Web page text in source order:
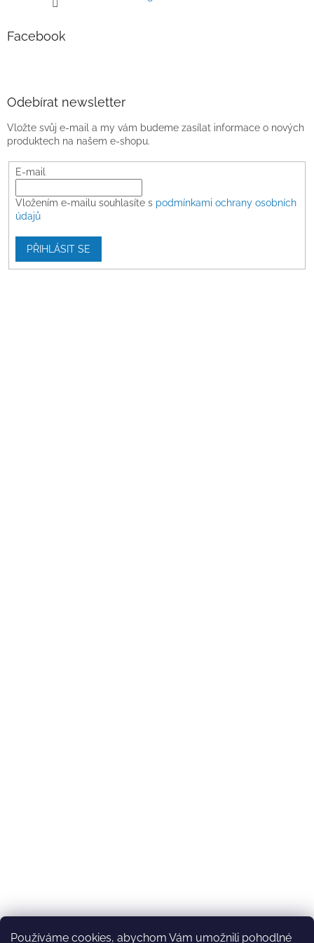
Používáme cookies, abychom Vám umožnili pohodlné
Facebook
Odebírat newsletter
Vložte svůj e-mail a my vám budeme zasílat informace o nových
produktech na našem e-shopu.
E-mail
Vložením e-mailu souhlasíte s podmínkami ochrany osobních
údajů
PŘIHLÁSIT SE